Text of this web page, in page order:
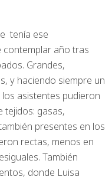
tenía ese
contemplar año tras
Grandes,
y haciendo siempre un
asistentes pudieron
tejidos: gasas,
presentes en los
rectas, menos en
También
donde Luisa